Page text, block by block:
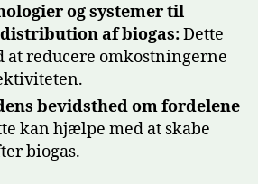
og systemer til
af biogas:Dette
reducere omkostningerne
bevidsthed om fordelene
kan hjælpe med at skabe
biogas.